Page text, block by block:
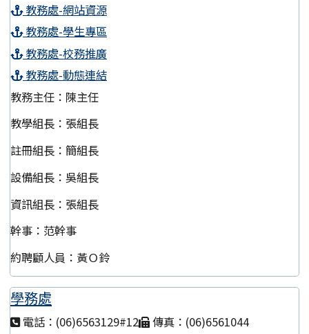
教務處-網站資源
教務處-學生專區
教務處-校務推廣
教務處-動態連結
教務主任：陳主任
教學組長：張組長
註冊組長：簡組長
設備組長：吳組長
資訊組長：張組長
幹事：范幹事
約聘顧人員：黃Ｏ鈴
學務處
電話：(06)6563129#12
傳真：(06)6561044